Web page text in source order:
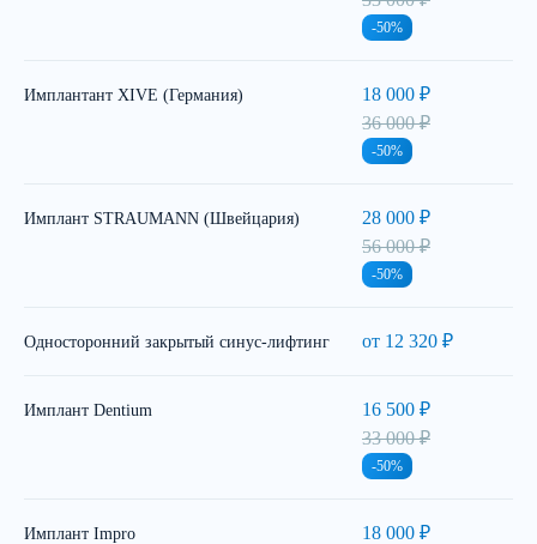
-50%
Имплантант XIVE (Германия)
18 000 ₽
36 000 ₽
-50%
Имплант STRAUMANN (Швейцария)
28 000 ₽
56 000 ₽
-50%
Односторонний закрытый синус-лифтинг от 12 320 ₽
Имплант Dentium
16 500 ₽
33 000 ₽
-50%
Имплант Impro
18 000 ₽